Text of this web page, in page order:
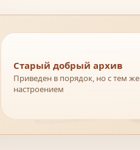
Старый добрый архив
Приведен в порядок, но с тем же
настроением